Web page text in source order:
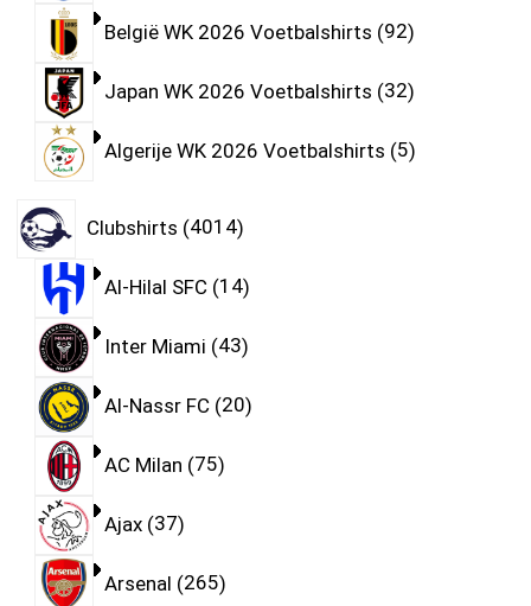
België WK 2026 Voetbalshirts 92
Japan WK 2026 Voetbalshirts 32
Algerije WK 2026 Voetbalshirts 5
Clubshirts 4014
Al-Hilal SFC 14
Inter Miami 43
Al-Nassr FC 20
AC Milan 75
Ajax 37
Arsenal 265